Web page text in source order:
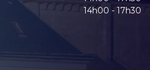
14h00 - 17h30